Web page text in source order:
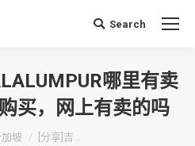
搜 Search
哪里有卖
买，网上有卖的吗
加坡 [分享]吉…